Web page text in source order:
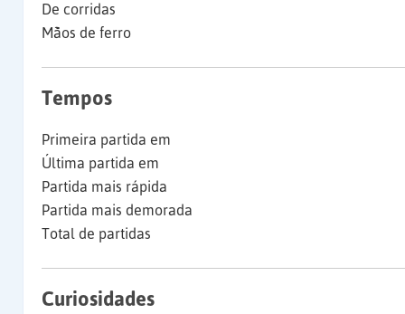
De corridas
Mãos de ferro
Tempos
Primeira partida em
Última partida em
Partida mais rápida
Partida mais demorada
Total de partidas
Curiosidades